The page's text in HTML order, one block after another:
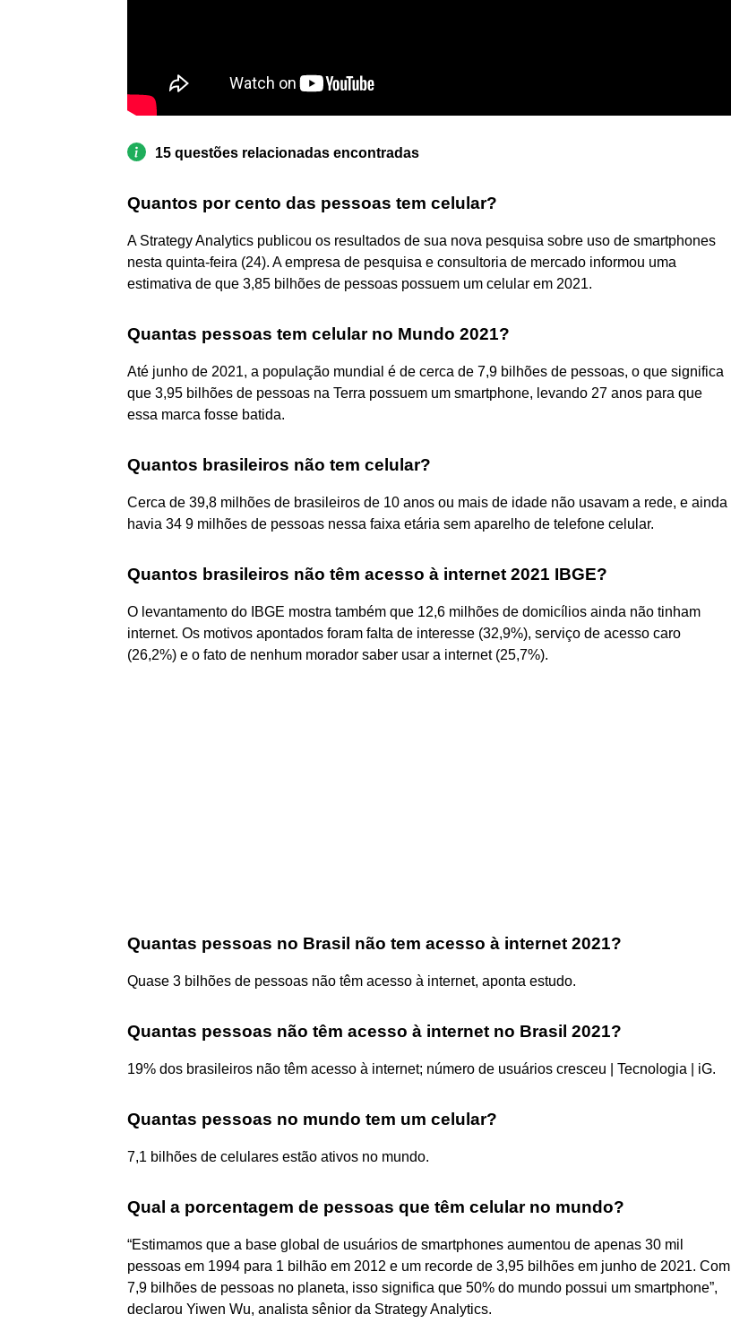
15 questões relacionadas encontradas
Quantos por cento das pessoas tem celular?
A Strategy Analytics publicou os resultados de sua nova pesquisa sobre uso de smartphones
nesta quinta-feira (24). A empresa de pesquisa e consultoria de mercado informou uma
estimativa de que 3,85 bilhões de pessoas possuem um celular em 2021.
Quantas pessoas tem celular no Mundo 2021?
Até junho de 2021, a população mundial é de cerca de 7,9 bilhões de pessoas, o que significa
que 3,95 bilhões de pessoas na Terra possuem um smartphone, levando 27 anos para que
essa marca fosse batida.
Quantos brasileiros não tem celular?
Cerca de 39,8 milhões de brasileiros de 10 anos ou mais de idade não usavam a rede, e ainda
havia 34 9 milhões de pessoas nessa faixa etária sem aparelho de telefone celular.
Quantos brasileiros não têm acesso à internet 2021 IBGE?
O levantamento do IBGE mostra também que 12,6 milhões de domicílios ainda não tinham
internet. Os motivos apontados foram falta de interesse (32,9%), serviço de acesso caro
(26,2%) e o fato de nenhum morador saber usar a internet (25,7%).
Quantas pessoas no Brasil não tem acesso à internet 2021?
Quase 3 bilhões de pessoas não têm acesso à internet, aponta estudo.
Quantas pessoas não têm acesso à internet no Brasil 2021?
19% dos brasileiros não têm acesso à internet; número de usuários cresceu | Tecnologia | iG.
Quantas pessoas no mundo tem um celular?
7,1 bilhões de celulares estão ativos no mundo.
Qual a porcentagem de pessoas que têm celular no mundo?
“Estimamos que a base global de usuários de smartphones aumentou de apenas 30 mil
pessoas em 1994 para 1 bilhão em 2012 e um recorde de 3,95 bilhões em junho de 2021. Com
7,9 bilhões de pessoas no planeta, isso significa que 50% do mundo possui um smartphone”,
declarou Yiwen Wu, analista sênior da Strategy Analytics.